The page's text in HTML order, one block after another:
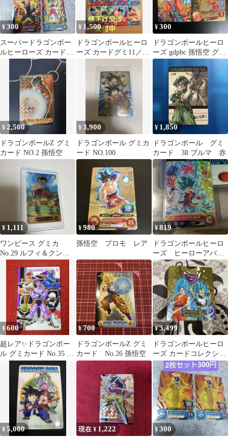
¥300
スーパードラゴンボー
ルヒーローズ カード
グミ 20 ４枚セット
¥ 1,500
ドラゴンボールヒーロ
ーズ カードグミ11／
ラ売り不可
¥300
ドラゴンボールヒーロ
ーズ gdpbc 孫悟空 グミ
プロモ
¥ 2,500
ドラゴンボールZ グミ
カード NO.2 孫悟空
¥3,900
ドラゴンボール グミカ
ード NO.100
¥ 1,850
ドラゴンボール グミ
カード 38 ブルマ 赤
¥ 1,111
ワンピース グミカ
No.29 ルフィ＆クンフ
ージュゴン 3Dカード
¥980
孫悟空 プロモ レア
¥819
ドラゴンボールヒーロ
ーズ ヒーローアバタ
ーカード グミ ゴジ
ータ ブロリー
¥600
超レア✨ドラゴンボー
ル グミカード No.35 ギ
ニュー特戦隊
¥700
ドラゴンボールZ グミ
カード No.26 孫悟空
¥3,499
ドラゴンボールヒーロ
ーズ カードコレクショ
ン カード付き
¥5,000 現在 ¥ 1,222 ¥300